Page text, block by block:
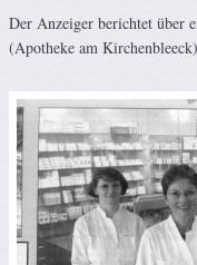
Der Anzeiger berichtet über
(Apotheke am